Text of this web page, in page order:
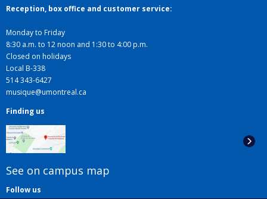
Reception, box office and customer service:
Monday to Friday
8:30 a.m. to 12 noon and 1:30 to 4:00 p.m.
Closed on holidays
Local B-338
514 343-6427
musique@umontreal.ca
Finding us
See on campus map
Follow us